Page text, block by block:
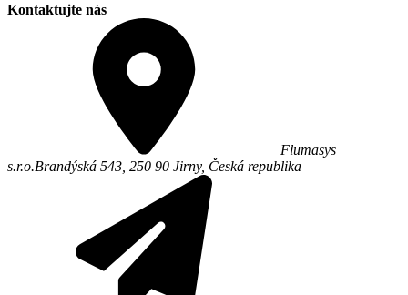
Kontaktujte nás
Flumasys
s.r.o.Brandýská 543, 250 90 Jirny, Česká republika